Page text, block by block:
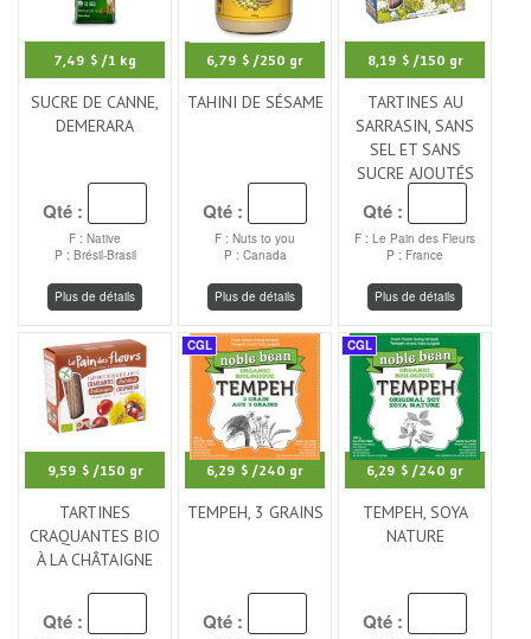
7,49 $ /1 kg
SUCRE DE CANNE,
DEMERARA
Qté :
F : Native
P : Brésil-Brasil
Plus de détails
6,79 $ /250 gr
TAHINI DE SÉSAME
Qté :
F : Nuts to you
P : Canada
Plus de détails
8,19 $ /150 gr
TARTINES AU
SARRASIN, SANS
SEL ET SANS
SUCRE AJOUTÉS
Qté :
F : Le Pain des Fleurs
P : France
Plus de détails
9,59 $ /150 gr
TARTINES
CRAQUANTES BIO
À LA CHÂTAIGNE
Qté :
CGL
6,29 $ /240 gr
TEMPEH, 3 GRAINS
Qté :
CGL
6,29 $ /240 gr
TEMPEH, SOYA
NATURE
Qté :